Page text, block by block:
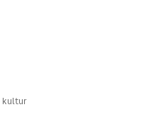
kultur